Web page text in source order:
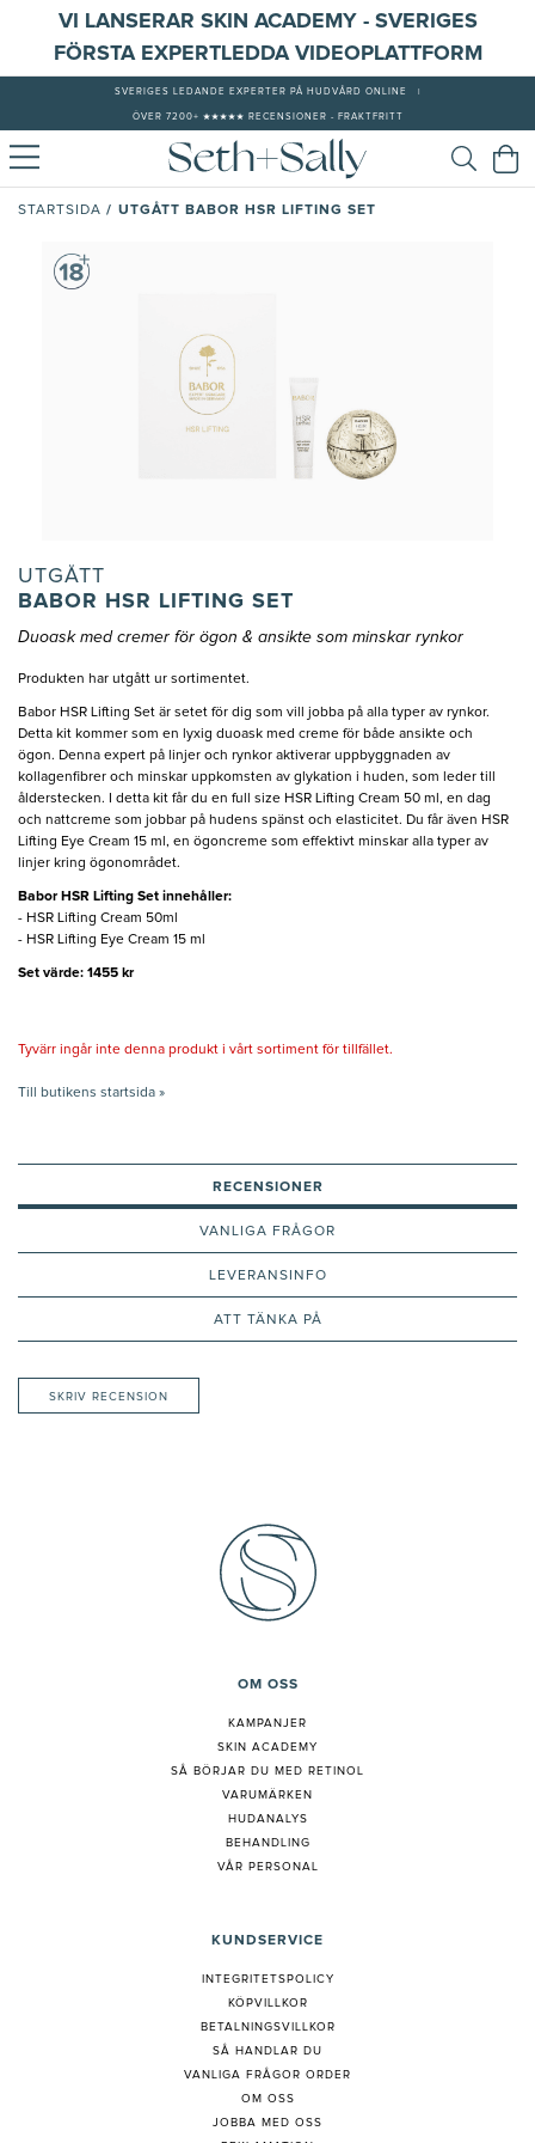
VI LANSERAR SKIN ACADEMY - SVERIGES
FÖRSTA EXPERTLEDDA VIDEOPLATTFORM
SVERIGES LEDANDE EXPERTER PÅ HUDVÅRD ONLINE
ÖVER 7200+ ★★★★★ RECENSIONER - FRAKTFRITT
STARTSIDA / UTGÅTT BABOR HSR LIFTING SET
UTGÅTT
BABOR HSR LIFTING SET
Duoask med cremer för ögon & ansikte som minskar rynkor
Produkten har utgått ur sortimentet.
Babor HSR Lifting Set är setet för dig som vill jobba på alla typer av rynkor.
Detta kit kommer som en lyxig duoask med creme för både ansikte och
ögon. Denna expert på linjer och rynkor aktiverar uppbyggnaden av
kollagenfibrer och minskar uppkomsten av glykation i huden, som leder till
ålderstecken. I detta kit får du en full size HSR Lifting Cream 50 ml, en dag
och nattcreme som jobbar på hudens spänst och elasticitet. Du får även HSR
Lifting Eye Cream 15 ml, en ögoncreme som effektivt minskar alla typer av
linjer kring ögonområdet.
Babor HSR Lifting Set innehåller:
- HSR Lifting Cream 50ml
- HSR Lifting Eye Cream 15 ml
Set värde: 1455 kr
Tyvärr ingår inte denna produkt i vårt sortiment för tillfället.
Till butikens startsida »
RECENSIONER
VANLIGA FRÅGOR
LEVERANSINFO
ATT TÄNKA PÅ
SKRIV RECENSION
OM OSS
KAMPANJER
SKIN ACADEMY
SÅ BÖRJAR DU MED RETINOL
VARUMÄRKEN
HUDANALYS
BEHANDLING
VÅR PERSONAL
KUNDSERVICE
INTEGRITETSPOLICY
KÖPVILLKOR
BETALNINGSVILLKOR
SÅ HANDLAR DU
VANLIGA FRÅGOR ORDER
OM OSS
JOBBA MED OSS